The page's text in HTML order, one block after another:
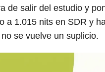
de salir del estudio y
a 1.015 nits en SDR y
se vuelve un suplicio.